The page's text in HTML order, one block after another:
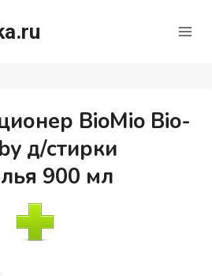
BioMio Bio-
д/стирки
900 мл